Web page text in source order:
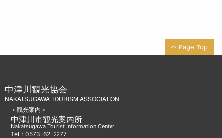
Page Top
中津川観光協会
NAKATSUGAWA TOURISM ASSOCIATION
＜観光案内＞
中津川市観光案内所
Nakatsugawa Tourist Information Center
Tel：0573-62-2277